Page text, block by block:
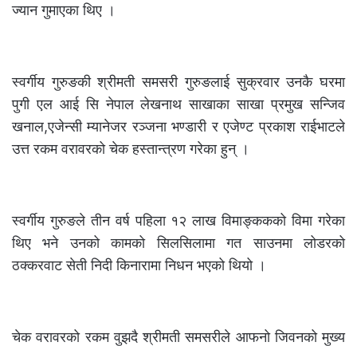
ज्यान गुमाएका थिए ।
स्वर्गीय गुरुङकी श्रीमती समसरी गुरुङलाई सुक्रवार उनकै घरमा
पुगी एल आई सि नेपाल लेखनाथ साखाका साखा प्रमुख सन्जिव
खनाल,एजेन्सी म्यानेजर रञ्जना भण्डारी र एजेण्ट प्रकाश राईभाटले
उत्त रकम वरावरको चेक हस्तान्त्रण गरेका हुन् ।
स्वर्गीय गुरुङले तीन वर्ष पहिला १२ लाख विमाङ्ककको विमा गरेका
थिए भने उनको कामको सिलसिलामा गत साउनमा लोडरको
ठक्करवाट सेती निदी किनारामा निधन भएको थियो ।
चेक वरावरको रकम वुझदै श्रीमती समसरीले आफनो जिवनको मुख्य